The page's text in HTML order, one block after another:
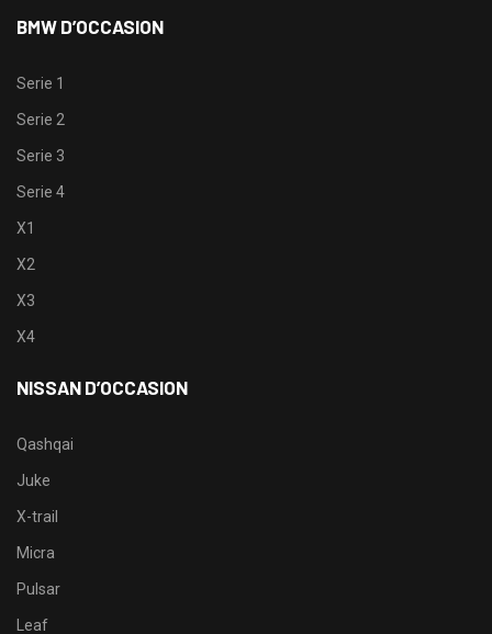
BMW D’OCCASION
Serie 1
Serie 2
Serie 3
Serie 4
X1
X2
X3
X4
NISSAN D’OCCASION
Qashqai
Juke
X-trail
Micra
Pulsar
Leaf